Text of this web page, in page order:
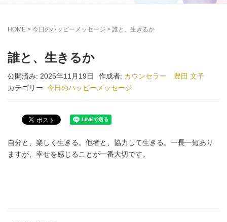
HOME > 今日のハッピーメッセージ > 誰と、生きるか
誰と、生きるか
公開済み: 2025年11月19日 作成者: カウンセラー 豊田 文子
カテゴリー: 今日のハッピーメッセージ
自分と、楽しく生きる。他者と、協力して生きる。一長一短あり
ますが、幸せを感じることが一番大切です。